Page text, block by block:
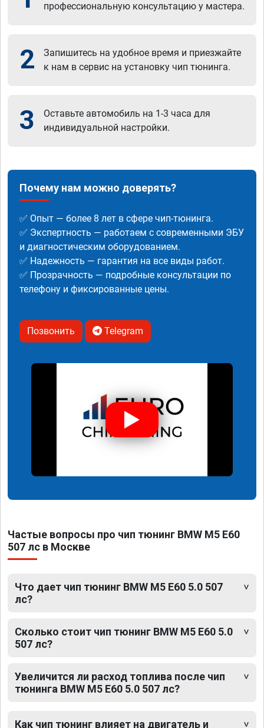
профессиональную консультацию у мастера.
2
Запишитесь на удобное время и приезжайте
к нам в сервис на установку чип тюнинга.
3
Оставьте автомобиль на 1-3 часа для
индивидуальной настройки.
Почему нам можно доверять?
✅ Опыт — более 8 лет в сфере чип-тюнинга.
✅ Экспертность — работаем с современными ЭБУ
и диагностическим оборудованием.
✅ Надежность — гарантия на все виды работ.
✅ Прозрачность — подробные консультации по
телефону и фиксированные цены.
Позвонить Telegram
Частые вопросы про чип тюнинг BMW M5 E60
507 лс в Москве
Что дает чип тюнинг BMW M5 E60 5.0 507
лс?
Сколько стоит чип тюнинг BMW M5 E60 5.0
507 лс?
Увеличится ли расход топлива после чип
тюнинга BMW M5 E60 5.0 507 лс?
Как чип тюнинг влияет на двигатель и